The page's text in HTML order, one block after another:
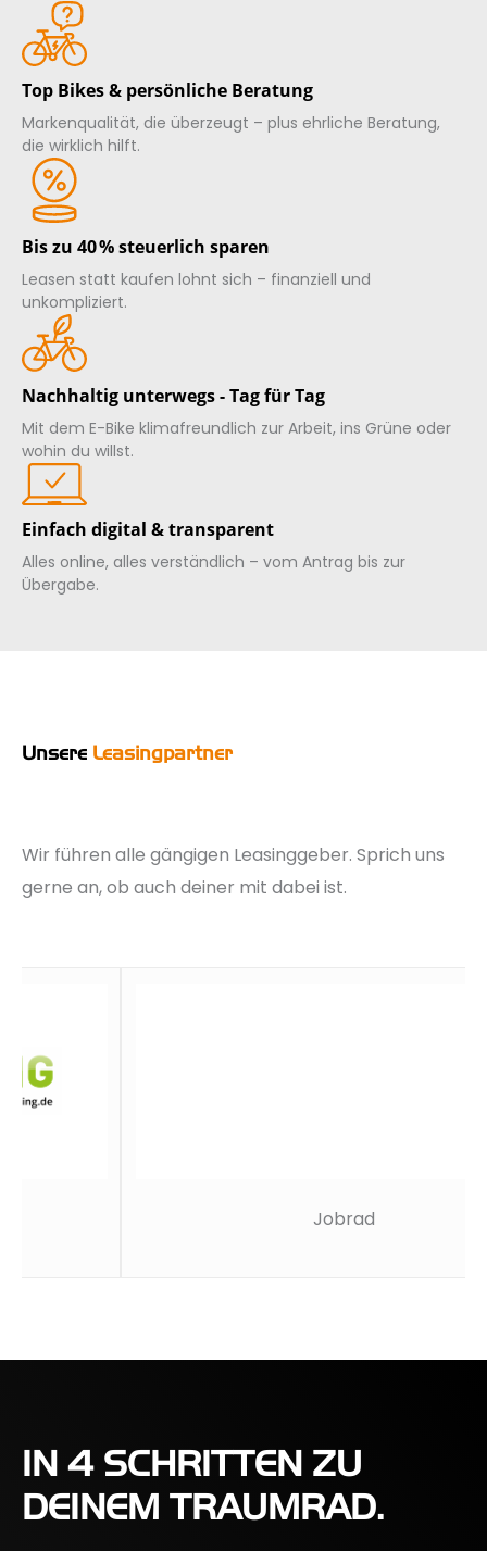
Top Bikes & persönliche Beratung
Markenqualität, die überzeugt – plus ehrliche Beratung,
die wirklich hilft.
Bis zu 40 % steuerlich sparen
Leasen statt kaufen lohnt sich – finanziell und
unkompliziert.
Nachhaltig unterwegs - Tag für Tag
Mit dem E-Bike klimafreundlich zur Arbeit, ins Grüne oder
wohin du willst.
Einfach digital & transparent
Alles online, alles verständlich – vom Antrag bis zur
Übergabe.
Unsere Leasingpartner
Wir führen alle gängigen Leasinggeber. Sprich uns
gerne an, ob auch deiner mit dabei ist.
IN 4 SCHRITTEN ZU
DEINEM TRAUMRAD.